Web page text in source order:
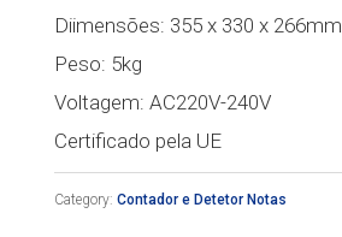
Diimensões: 355 x 330 x 266mm
Peso: 5kg
Voltagem: AC220V-240V
Certificado pela UE
Category: Contador e Detetor Notas